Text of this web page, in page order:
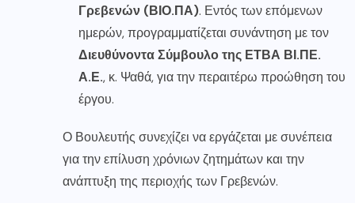
Γρεβενών (ΒΙΟ.ΠΑ). Εντός των επόμενων
ημερών, προγραμματίζεται συνάντηση με τον
Διευθύνοντα Σύμβουλο της ΕΤΒΑ ΒΙ.ΠΕ.
Α.Ε., κ. Ψαθά, για την περαιτέρω προώθηση του
έργου.
Ο Βουλευτής συνεχίζει να εργάζεται με συνέπεια
για την επίλυση χρόνιων ζητημάτων και την
ανάπτυξη της περιοχής των Γρεβενών.